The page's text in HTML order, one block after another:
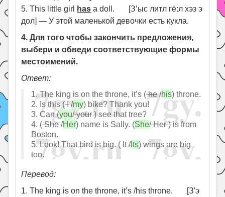
5. This little girl
has a doll. [З’ыс литл гё:л хэз э
дол] — У этой маленькой девочки есть кукла.
4. Для того чтобы закончить предложения,
выбери и обведи соответствующие формы
местоимений.
Ответ:
1. The king is on the throne, it’s (he/his) throne.
2. Is this (I/my) bike? Thank you!
3. Can (you/your) see that tree?
4. (She/Her) name is Sally. (She/Her) is from
Boston.
5. Look! That bird is big. (It/Its) wings are big
too.
Перевод:
1. The king is on the throne, it’s /his throne. [З'э